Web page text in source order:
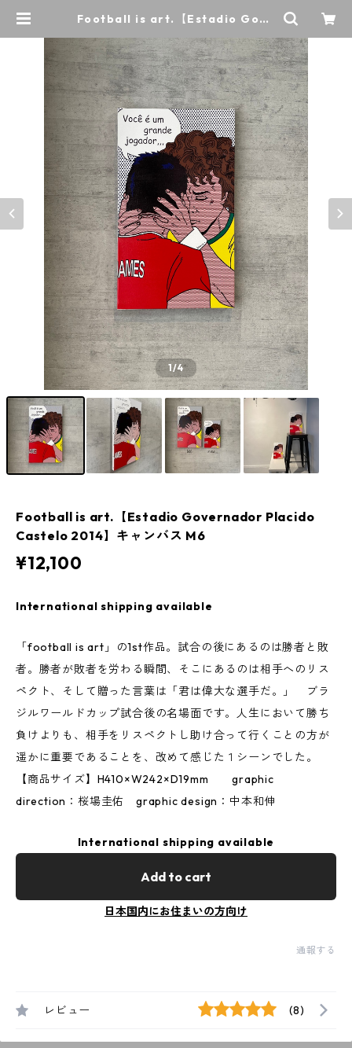
Football is art.【Estadio Gove
キャンバス M6 | puccadroowa/Li
fe with football.
1/4
Football is art.【Estadio Governador Placido
Castelo 2014】キャンバス M6
¥12,100
International shipping available
「football is art」の1st作品。試合の後にあるのは勝者と敗
者。勝者が敗者を労わる瞬間、そこにあるのは相手へのリス
ペクト、そして贈った言葉は「君は偉大な選手だ。」 ブラ
ジルワールドカップ試合後の名場面です。人生において勝ち
負けよりも、相手をリスペクトし助け合って行くことの方が
遥かに重要であることを、改めて感じた１シーンでした。
【商品サイズ】H410×W242×D19mm graphic
direction：桜場圭佑 graphic design：中本和伸
International shipping available
Add to cart
日本国内にお住まいの方向け
通報する
レビュー (8)